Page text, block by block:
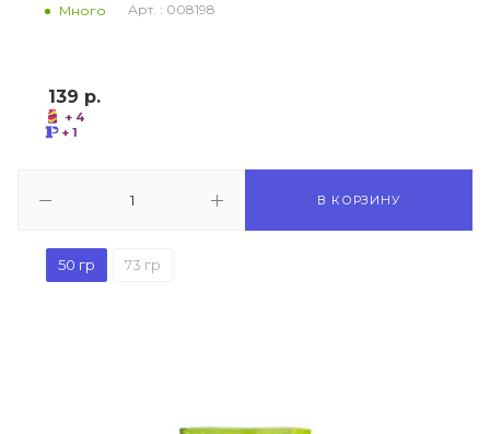
Много Арт. : 008198
139 р.
+ 4
+ 1
В КОРЗИНУ
50 гр 73 гр